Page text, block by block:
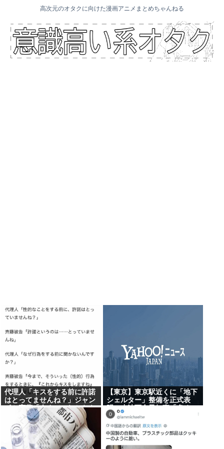
高次元のオタクに向けた漫画アニメまとめちゃんねる
代理人「キスをする前に許諾
はとってませんね？」ジャン
ポケ斎藤「今までこれからキ
スしますなんて宣言すること
なかったので」
【東京】東京駅近くに「地下
シェルター」整備を正式表
明…小池百合子知事「多くの
方が滞在、施設整備の効果高
い」